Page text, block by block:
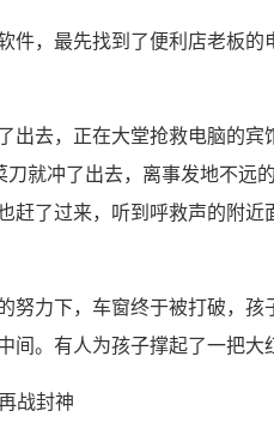
件，最先找到了便利店老板的
出去，正在大堂抢救电脑的宾
就冲了出去，离事发地不远
赶了过来，听到呼救声的附近
努力下，车窗终于被打破，孩
间。有人为孩子撑起了一把大